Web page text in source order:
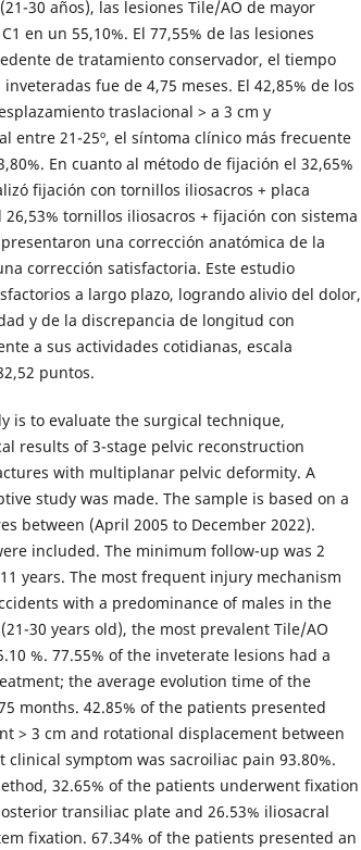
30 años), las lesiones Tile/AO de mayor
en un 55,10%. El 77,55% de las lesiones
de tratamiento conservador, el tiempo
fue de 4,75 meses. El 42,85% de los
traslacional > a 3 cm y
entre 21-25º, el síntoma clínico más frecuente
En cuanto al método de fijación el 32,65%
fijación con tornillos iliosacros + placa
tornillos iliosacros + fijación con sistema
una corrección anatómica de la
corrección satisfactoria. Este estudio
a largo plazo, logrando alivio del dolor,
y de la discrepancia de longitud con
a sus actividades cotidianas, escala
puntos.
is to evaluate the surgical technique,
results of 3-stage pelvic reconstruction
with multiplanar pelvic deformity. A
study was made. The sample is based on a
between (April 2005 to December 2022).
included. The minimum follow-up was 2
years. The most frequent injury mechanism
with a predominance of males in the
30 years old), the most prevalent Tile/AO
%. 77.55% of the inveterate lesions had a
the average evolution time of the
months. 42.85% of the patients presented
> 3 cm and rotational displacement between
clinical symptom was sacroiliac pain 93.80%.
32.65% of the patients underwent fixation
transiliac plate and 26.53% iliosacral
fixation. 67.34% of the patients presented an